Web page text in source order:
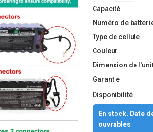
Capacité
Numéro de
Type de cellule
Couleur
Dimension de
Garantie
Disponibilité
En stock. Date
ouvrables